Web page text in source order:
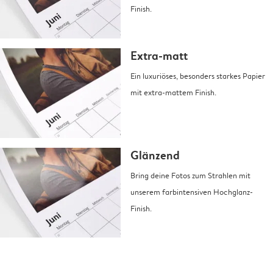
Finish.
Extra-matt
Ein luxuriöses, besonders starkes Papier
mit extra-mattem Finish.
Glänzend
Bring deine Fotos zum Strahlen mit
unserem farbintensiven Hochglanz-
Finish.